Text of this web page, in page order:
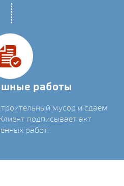
работы
мусор и сдаем
подписывает акт
работ.